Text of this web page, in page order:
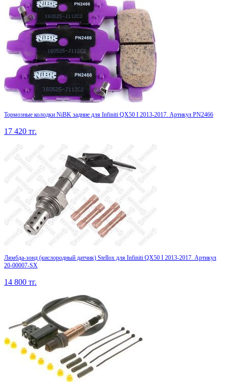
Тормозные колодки NiBK задние для Infiniti QX50 I 2013-2017. Артикул PN2466
17 420 тг.
Лямбда-зонд (кислородный датчик) Stellox для Infiniti QX50 I 2013-2017. Артикул
20-00007-SX
14 800 тг.